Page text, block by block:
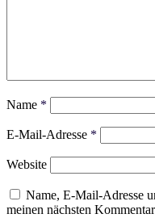
Name *
E-Mail-Adresse *
Website
Name, E-Mail-Adresse
meinen nächsten